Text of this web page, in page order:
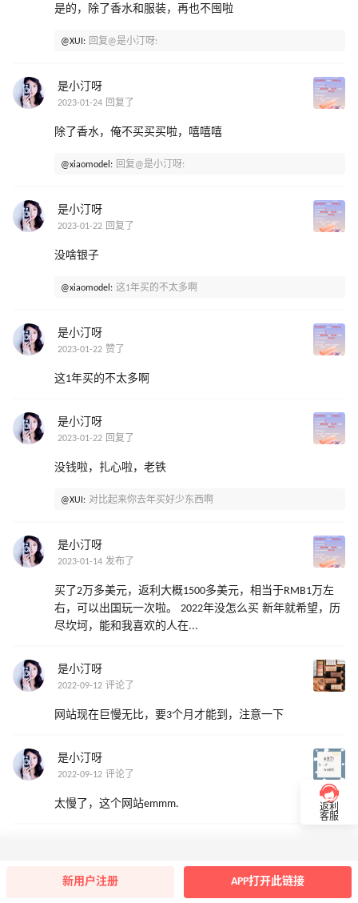
是的，除了香水和服装，再也不囤啦
@XUI: 回复@是小汀呀:
是小汀呀
2023-01-24 回复了
除了香水，俺不买买买啦，嘻嘻嘻
@xiaomodel: 回复@是小汀呀:
是小汀呀
2023-01-22 回复了
没啥银子
@xiaomodel: 这1年买的不太多啊
是小汀呀
2023-01-22 赞了
这1年买的不太多啊
是小汀呀
2023-01-22 回复了
没钱啦，扎心啦，老铁
@XUI: 对比起来你去年买好少东西啊
是小汀呀
2023-01-14 发布了
买了2万多美元，返利大概1500多美元，相当于RMB1万左
右，可以出国玩一次啦。 2022年没怎么买 新年就希望，历
尽坎坷，能和我喜欢的人在...
是小汀呀
2022-09-12 评论了
网站现在巨慢无比，要3个月才能到，注意一下
是小汀呀
2022-09-12 评论了
太慢了，这个网站emmm.
返利
客服
新用户注册 APP打开此链接